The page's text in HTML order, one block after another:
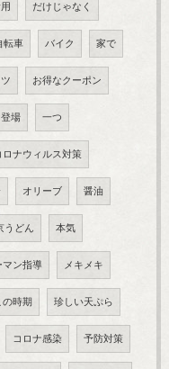
だけじゃなく
転車 バイク 家で
お得なクーポン
登場 一つ
ロナウィルス対策
オリーブ 醤油
うどん 本気
マン指導 メキメキ
の時期 珍しい天ぷら
コロナ感染 予防対策